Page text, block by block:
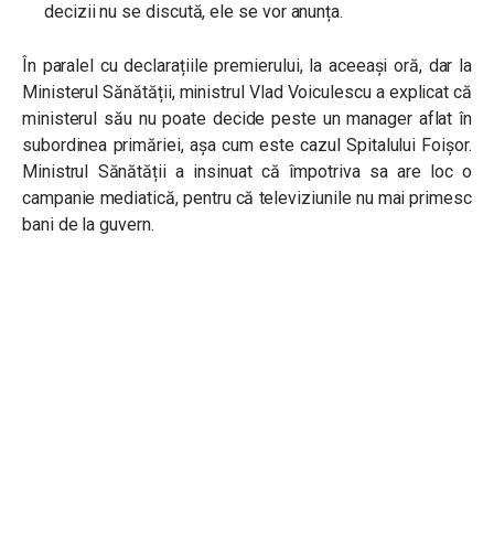
decizii nu se discută, ele se vor anunța.
În paralel cu declarațiile premierului, la aceeași oră, dar la
Ministerul Sănătății, ministrul Vlad Voiculescu a explicat că
ministerul său nu poate decide peste un manager aflat în
subordinea primăriei, așa cum este cazul Spitalului Foișor.
Ministrul Sănătății a insinuat că împotriva sa are loc o
campanie mediatică, pentru că televiziunile nu mai primesc
bani de la guvern.